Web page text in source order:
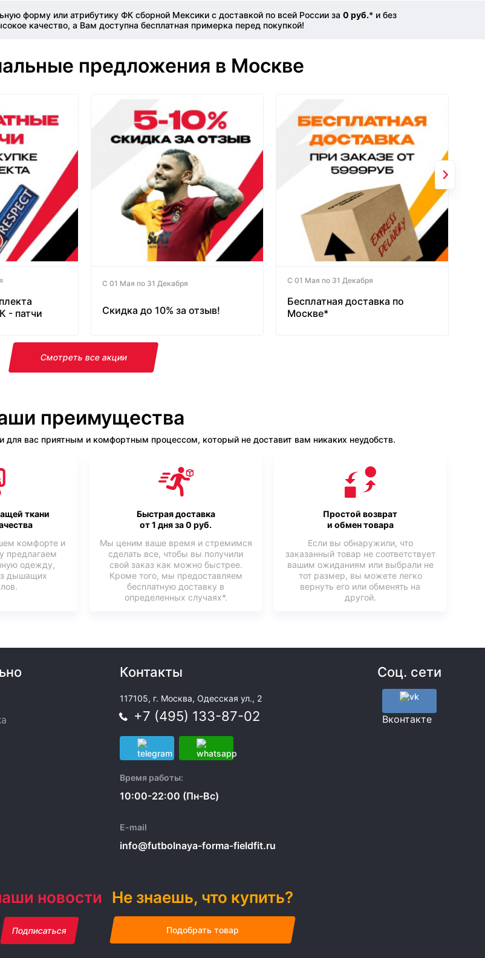
форму или атрибутику ФК сборной Мексики с доставкой по всей России за 0 руб.* и без
качество, а Вам доступна бесплатная примерка перед покупкой!
предложения в Москве
- патчи
С 01 Мая по 31 Декабря
Скидка до 10% за отзыв!
С 01 Мая по 31 Декабря
Бесплатная доставка по
Москве*
Смотреть все акции
преимущества
вас приятным и комфортным процессом, который не доставит вам никаких неудобств.
ткани
комфорте и
предлагаем
одежду,
дышащих
Быстрая доставка
от 1 дня за 0 руб.
Мы ценим ваше время и стремимся
сделать все, чтобы вы получили
свой заказ как можно быстрее.
Кроме того, мы предоставляем
бесплатную доставку в
определенных случаях*.
Простой возврат
и обмен товара
Если вы обнаружили, что
заказанный товар не соответствует
вашим ожиданиям или выбрали не
тот размер, вы можете легко
вернуть его или обменять на
другой.
Контакты
117105, г. Москва, Одесская ул., 2
+7 (495) 133-87-02
Время работы:
10:00-22:00 (Пн-Вс)
E-mail
info@futbolnaya-forma-fieldfit.ru
Соц. сети
Вконтакте
новости
Подписаться
Не знаешь, что купить?
Подобрать товар